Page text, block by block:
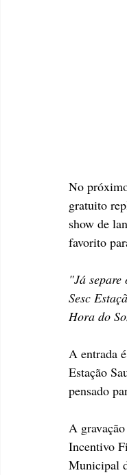
No
gratuito
show de
favorito
"Já separe
Sesc
Hora do
A entrada
Estação
pensado
A
Incentivo
Municipal